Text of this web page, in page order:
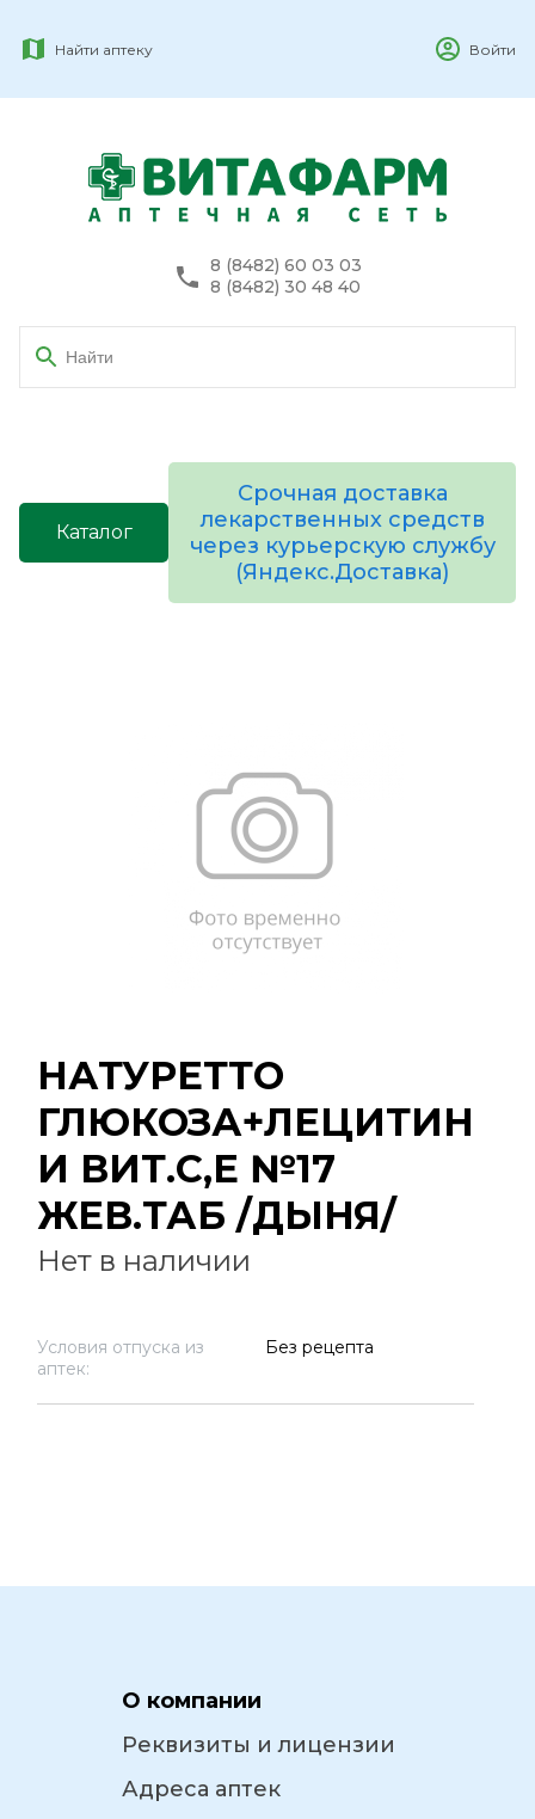
Найти аптеку Войти
8 (8482) 60 03 03
8 (8482) 30 48 40
Каталог
Срочная доставка
лекарственных средств
через курьерскую службу
(Яндекс.Доставка)
НАТУРЕТТО
ГЛЮКОЗА+ЛЕЦИТИН
И ВИТ.С,Е №17
ЖЕВ.ТАБ /ДЫНЯ/
Нет в наличии
Условия отпуска из
аптек:
Без рецепта
О компании
Реквизиты и лицензии
Адреса аптек